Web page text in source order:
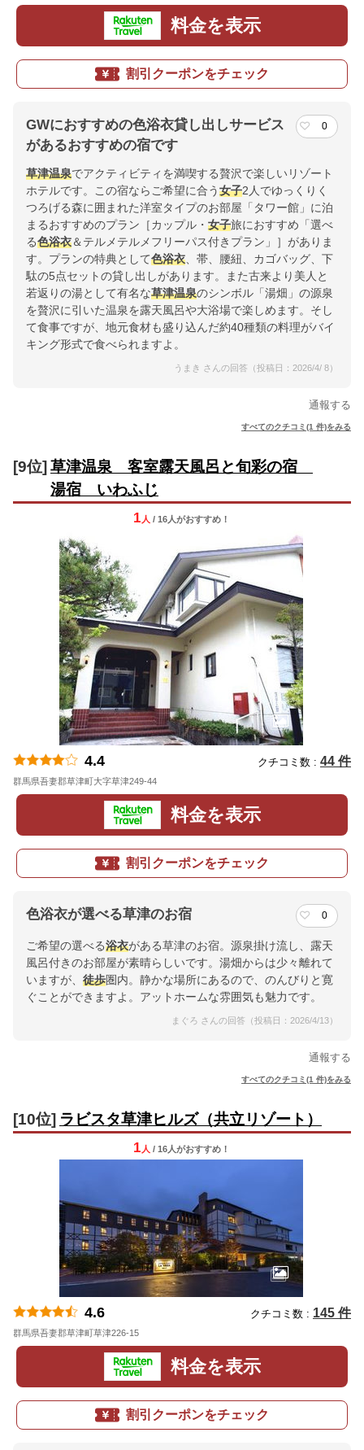
料金を表示
割引クーポンをチェック
GWにおすすめの色浴衣貸し出しサービス
があるおすすめの宿です
0
草津温泉でアクティビティを満喫する贅沢で楽しいリゾート
ホテルです。この宿ならご希望に合う女子2人でゆっくりく
つろげる森に囲まれた洋室タイプのお部屋「タワー館」に泊
まるおすすめのプラン［カップル・ 女子旅におすすめ「選べ
る色浴衣＆テルメテルメフリーパス付きプラン」］がありま
す。プランの特典として色浴衣 、帯、腰紐、カゴバッグ、下
駄の5点セットの貸し出しがあります。また古来より美人と
若返りの湯として有名な草津温泉のシンボル「湯畑」の源泉
を贅沢に引いた温泉を露天風呂や大浴場で楽しめます。そし
て食事ですが、地元食材も盛り込んだ約40種類の料理がバイ
キング形式で食べられますよ。
うまき さんの回答（投稿日：2026/4/ 8）
通報する
すべてのクチコミ(1 件)をみる
[9位] 草津温泉 客室露天風呂と旬彩の宿
湯宿 いわふじ
1 人 / 16人がおすすめ！
4.4 クチコミ数 : 44 件
群馬県吾妻郡草津町大字草津249-44
料金を表示
割引クーポンをチェック
色浴衣が選べる草津のお宿 0
ご希望の選べる浴衣がある草津のお宿。源泉掛け流し、露天
風呂付きのお部屋が素晴らしいです。湯畑からは少々離れて
いますが、 徒歩圏内。静かな場所にあるので、のんびりと寛
ぐことができますよ。アットホームな雰囲気も魅力です。
まぐろ さんの回答（投稿日：2026/4/13）
通報する
すべてのクチコミ(1 件)をみる
[10位] ラビスタ草津ヒルズ（共立リゾート）
1 人 / 16人がおすすめ！
4.6 クチコミ数 : 145 件
群馬県吾妻郡草津町草津226-15
料金を表示
割引クーポンをチェック